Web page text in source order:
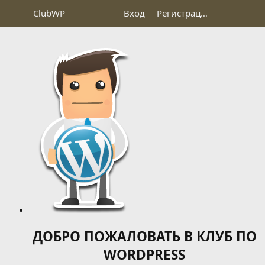
ClubWP Вход Регистрация
ДОБРО ПОЖАЛОВАТЬ В КЛУБ ПО
WORDPRESS